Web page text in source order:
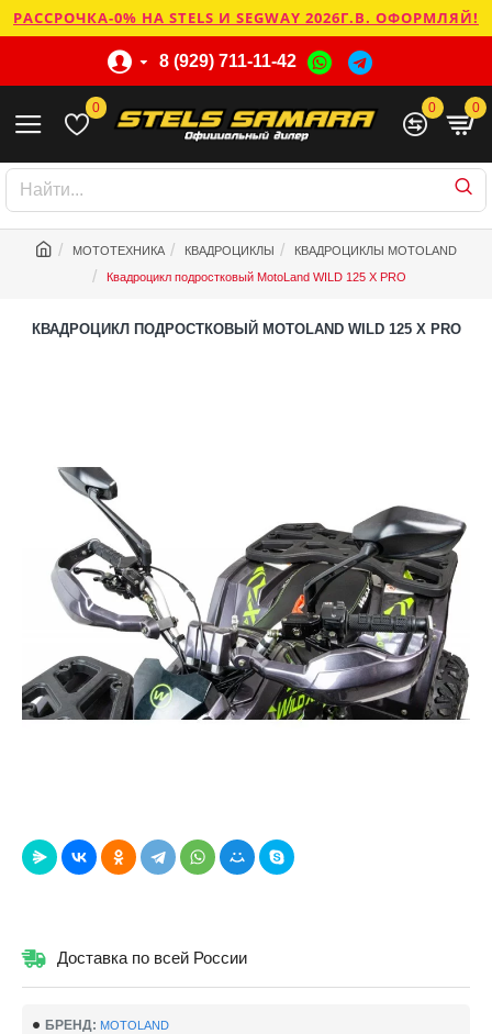
РАССРОЧКА-0% НА STELS И SEGWAY 2026Г.В. ОФОРМЛЯЙ!
8 (929) 711-11-42
0 0 0
МОТОТЕХНИКА КВАДРОЦИКЛЫ
КВАДРОЦИКЛЫ MOTOLAND
Квадроцикл подростковый MotoLand WILD 125 X PRO
КВАДРОЦИКЛ ПОДРОСТКОВЫЙ MOTOLAND WILD 125 X PRO
Доставка по всей России
БРЕНД: MOTOLAND